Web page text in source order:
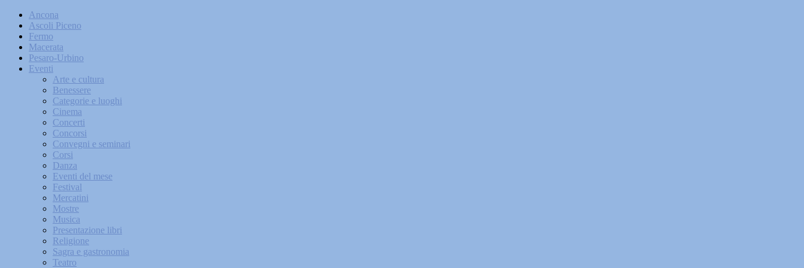
Ancona
Ascoli Piceno
Fermo
Macerata
Pesaro-Urbino
Eventi
Arte e cultura
Benessere
Categorie e luoghi
Cinema
Concerti
Concorsi
Convegni e seminari
Corsi
Danza
Eventi del mese
Festival
Mercatini
Mostre
Musica
Presentazione libri
Religione
Sagra e gastronomia
Teatro